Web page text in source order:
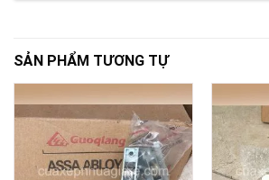
SẢN PHẨM TƯƠNG TỰ